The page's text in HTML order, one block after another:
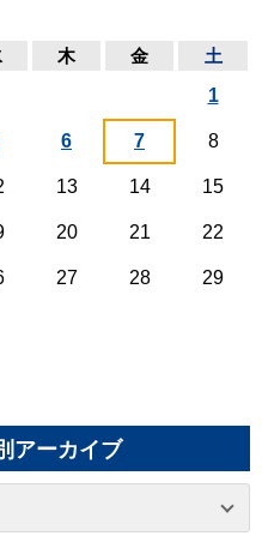
木 金 土
1
6 7 8
13 14 15
20 21 22
27 28 29
アーカイブ